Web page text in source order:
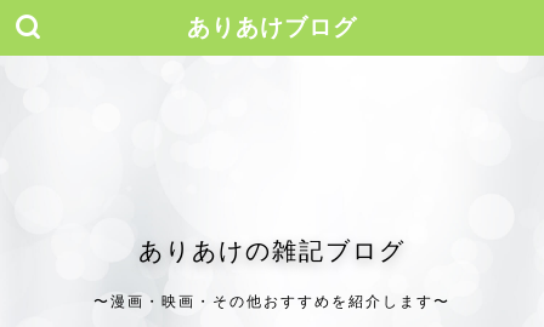
ありあけブログ
ありあけの雑記ブログ
〜漫画・映画・その他おすすめを紹介します〜